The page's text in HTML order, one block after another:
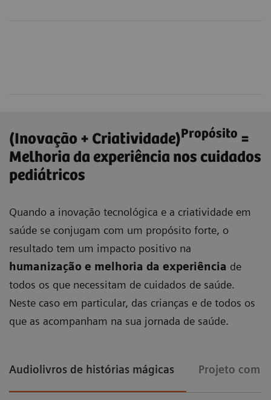
(Inovação + Criatividade)Propósito =
Melhoria da experiência nos cuidados
pediátricos
Quando a inovação tecnológica e a criatividade em
saúde se conjugam com um propósito forte, o
resultado tem um impacto positivo na
humanização e melhoria da experiência de
todos os que necessitam de cuidados de saúde.
Neste caso em particular, das crianças e de todos os
que as acompanham na sua jornada de saúde.
Audiolivros de histórias mágicas Projeto com